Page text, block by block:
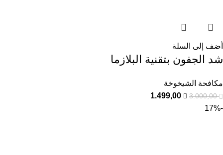
أضف إلى السلة
شد الجفون بتقنية البلازما
مكافحة الشيخوخة
3.000,00
1.499,00
-17%